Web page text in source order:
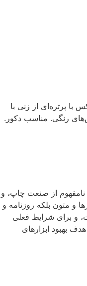
با پرتره‌ای از زنی با
رنگی. مناسب دکور.
نامفهوم از صنعت چاپ، و
و متون بلکه روزنامه و
و برای شرایط فعلی
بهبود ابزارهای